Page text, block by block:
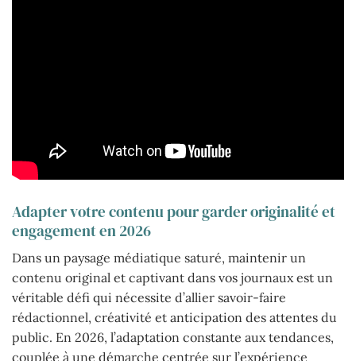
Adapter votre contenu pour garder originalité et
engagement en 2026
Dans un paysage médiatique saturé, maintenir un
contenu original et captivant dans vos journaux est un
véritable défi qui nécessite d’allier savoir-faire
rédactionnel, créativité et anticipation des attentes du
public. En 2026, l’adaptation constante aux tendances,
couplée à une démarche centrée sur l’expérience